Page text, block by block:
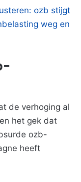
ozb stijgt
weg en
de verhoging al
het gek dat
ozb-
heeft